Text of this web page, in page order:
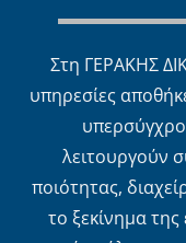
Στη ΓΕΡΑΚΗΣ
υπηρεσίες
λειτουργούν
ποιότητας,
το ξεκίνημα της